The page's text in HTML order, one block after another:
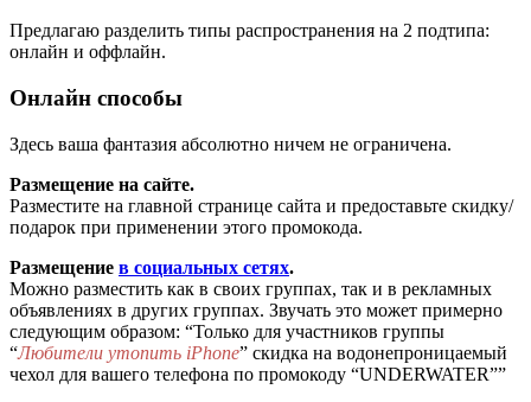
Предлагаю разделить типы распространения на 2 подтипа:
онлайн и оффлайн.
Онлайн способы
Здесь ваша фантазия абсолютно ничем не ограничена.
Размещение на сайте.
Разместите на главной странице сайта и предоставьте скидку/
подарок при применении этого промокода.
Размещение в социальных сетях.
Можно разместить как в своих группах, так и в рекламных
объявлениях в других группах. Звучать это может примерно
следующим образом: “Только для участников группы
“Любители утопить iPhone” скидка на водонепроницаемый
чехол для вашего телефона по промокоду “UNDERWATER””